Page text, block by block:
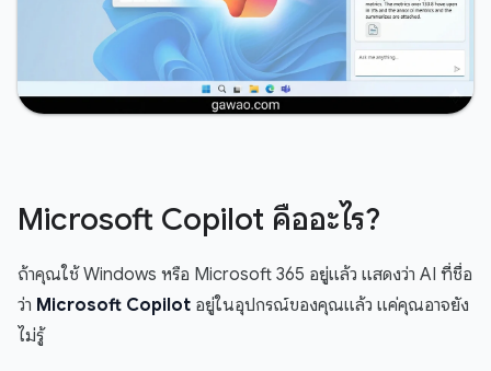
Microsoft Copilot คืออะไร?
ถ้าคุณใช้ Windows หรือ Microsoft 365 อยู่แล้ว แสดงว่า AI ที่ชื่อ
ว่า Microsoft Copilot อยู่ในอุปกรณ์ของคุณแล้ว แค่คุณอาจยัง
ไม่รู้